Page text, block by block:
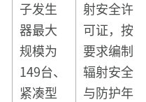
子发生
器最大
规模为
149台、
紧凑型
射安全许
可证，按
要求编制
辐射安全
与防护年